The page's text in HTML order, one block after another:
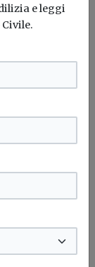
la
e leggi